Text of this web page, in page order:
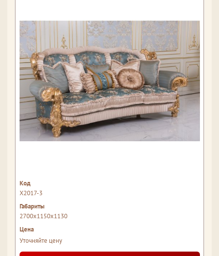
Х2017-3
2700x1150x1130
Уточняйте цену